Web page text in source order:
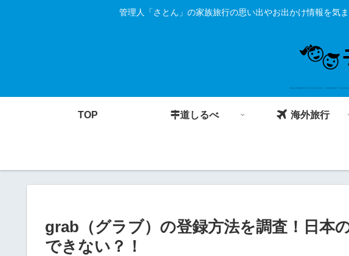
管理人「さとん」の家族旅行の思い出やお出かけ情報を気
TOP 道しるべ 海外旅行
grab（グラブ）の登録方法を調査！日本
できない？！